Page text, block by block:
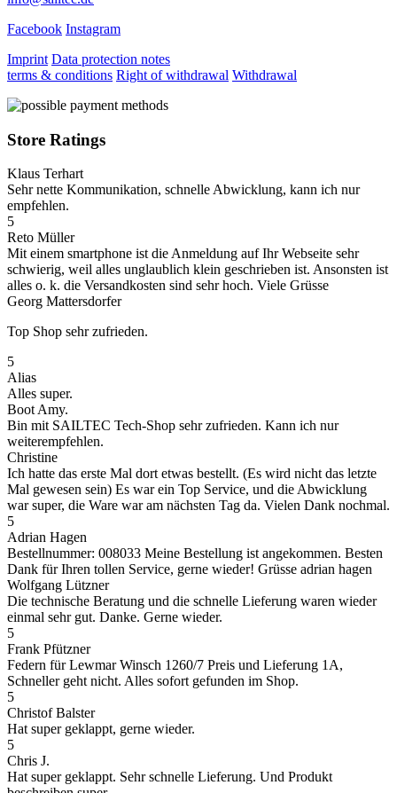
Facebook Instagram
Imprint Data protection notes
terms & conditions Right of withdrawal Withdrawal
Store Ratings
Klaus Terhart
Sehr nette Kommunikation, schnelle Abwicklung, kann ich nur
empfehlen.
5
Reto Müller
Mit einem smartphone ist die Anmeldung auf Ihr Webseite sehr
schwierig, weil alles unglaublich klein geschrieben ist. Ansonsten ist
alles o. k. die Versandkosten sind sehr hoch. Viele Grüsse
Georg Mattersdorfer
Top Shop sehr zufrieden.
5
Alias
Alles super.
Boot Amy.
Bin mit SAILTEC Tech-Shop sehr zufrieden. Kann ich nur
weiterempfehlen.
Christine
Ich hatte das erste Mal dort etwas bestellt. (Es wird nicht das letzte
Mal gewesen sein) Es war ein Top Service, und die Abwicklung
war super, die Ware war am nächsten Tag da. Vielen Dank nochmal.
5
Adrian Hagen
Bestellnummer: 008033 Meine Bestellung ist angekommen. Besten
Dank für Ihren tollen Service, gerne wieder! Grüsse adrian hagen
Wolfgang Lützner
Die technische Beratung und die schnelle Lieferung waren wieder
einmal sehr gut. Danke. Gerne wieder.
5
Frank Pfützner
Federn für Lewmar Winsch 1260/7 Preis und Lieferung 1A,
Schneller geht nicht. Alles sofort gefunden im Shop.
5
Christof Balster
Hat super geklappt, gerne wieder.
5
Chris J.
Hat super geklappt. Sehr schnelle Lieferung. Und Produkt